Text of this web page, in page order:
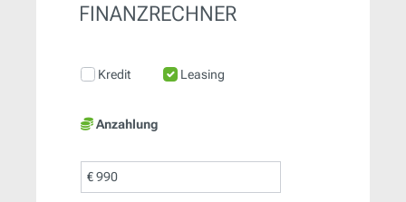
FINANZRECHNER
Kredit Leasing
Anzahlung
€